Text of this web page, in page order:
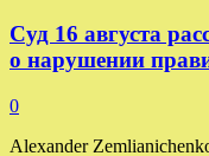
Суд 16 августа
о нарушении
0
Alexander